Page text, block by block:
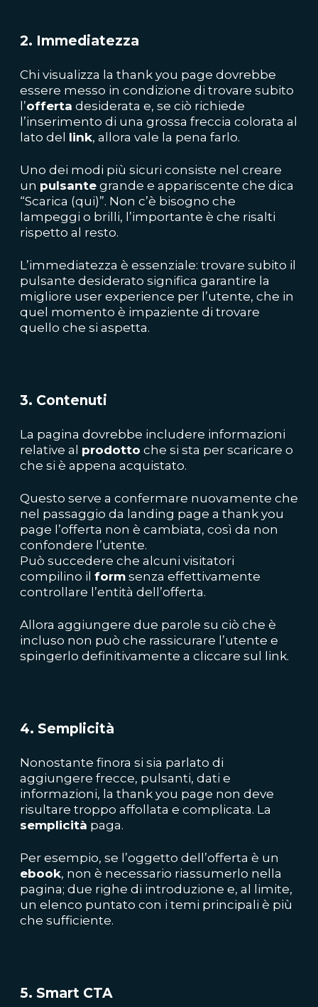
2. Immediatezza
Chi visualizza la thank you page dovrebbe
essere messo in condizione di trovare subito
l’offerta desiderata e, se ciò richiede
l’inserimento di una grossa freccia colorata al
lato del link, allora vale la pena farlo.
Uno dei modi più sicuri consiste nel creare
un pulsante grande e appariscente che dica
“Scarica (qui)”. Non c’è bisogno che
lampeggi o brilli, l’importante è che risalti
rispetto al resto.
L’immediatezza è essenziale: trovare subito il
pulsante desiderato significa garantire la
migliore user experience per l’utente, che in
quel momento è impaziente di trovare
quello che si aspetta.
3. Contenuti
La pagina dovrebbe includere informazioni
relative al prodotto che si sta per scaricare o
che si è appena acquistato.
Questo serve a confermare nuovamente che
nel passaggio da landing page a thank you
page l’offerta non è cambiata, così da non
confondere l’utente.
Può succedere che alcuni visitatori
compilino il form senza effettivamente
controllare l’entità dell’offerta.
Allora aggiungere due parole su ciò che è
incluso non può che rassicurare l’utente e
spingerlo definitivamente a cliccare sul link.
4. Semplicità
Nonostante finora si sia parlato di
aggiungere frecce, pulsanti, dati e
informazioni, la thank you page non deve
risultare troppo affollata e complicata. La
semplicità paga.
Per esempio, se l’oggetto dell’offerta è un
ebook, non è necessario riassumerlo nella
pagina; due righe di introduzione e, al limite,
un elenco puntato con i temi principali è più
che sufficiente.
5. Smart CTA